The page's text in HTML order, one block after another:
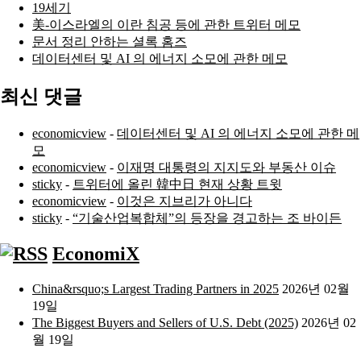
19세기
美-이스라엘의 이란 침공 등에 관한 트위터 메모
문서 정리 안하는 셜록 홈즈
데이터센터 및 AI 의 에너지 소모에 관한 메모
최신 댓글
economicview - 데이터센터 및 AI 의 에너지 소모에 관한 메
모
economicview - 이재명 대통령의 지지도와 부동산 이슈
sticky - 트위터에 올린 韓中日 현재 상황 트윗
economicview - 이것은 지브리가 아니다
sticky - “기술산업복합체”의 등장을 경고하는 조 바이든
EconomiX
China&rsquo;s Largest Trading Partners in 2025 2026년 02월
19일
The Biggest Buyers and Sellers of U.S. Debt (2025) 2026년 02
월 19일